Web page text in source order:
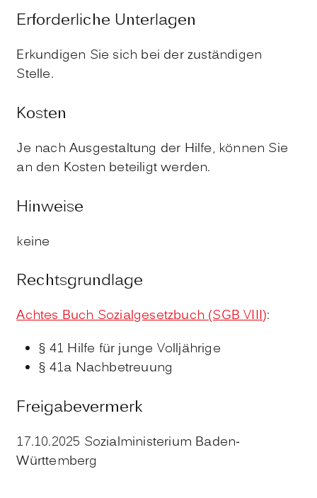
Erforderliche Unterlagen
Erkundigen Sie sich bei der zuständigen
Stelle.
Kosten
Je nach Ausgestaltung der Hilfe, können Sie
an den Kosten beteiligt werden.
Hinweise
keine
Rechtsgrundlage
Achtes Buch Sozialgesetzbuch (SGB VIII):
§ 41 Hilfe für junge Volljährige
§ 41a Nachbetreuung
Freigabevermerk
17.10.2025 Sozialministerium Baden-
Württemberg